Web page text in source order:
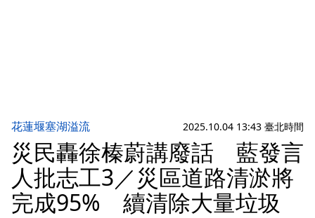
花蓮堰塞湖溢流 2025.10.04 13:43 臺北時間
災民轟徐榛蔚講廢話 藍發言
人批志工3／災區道路清淤將
完成95% 續清除大量垃圾